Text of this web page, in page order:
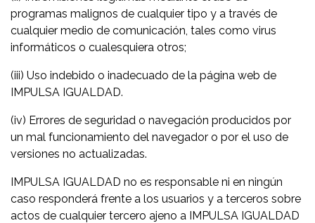
programas malignos de cualquier tipo y a través de
cualquier medio de comunicación, tales como virus
informáticos o cualesquiera otros;
(iii) Uso indebido o inadecuado de la página web de
IMPULSA IGUALDAD.
(iv) Errores de seguridad o navegación producidos por
un mal funcionamiento del navegador o por el uso de
versiones no actualizadas.
IMPULSA IGUALDAD no es responsable ni en ningún
caso responderá frente a los usuarios y a terceros sobre
actos de cualquier tercero ajeno a IMPULSA IGUALDAD